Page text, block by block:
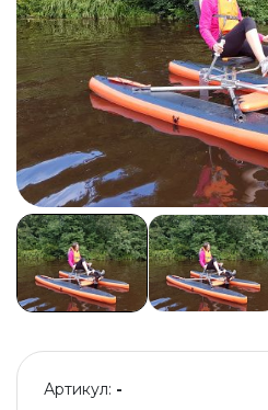
Артикул: -